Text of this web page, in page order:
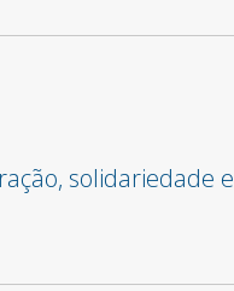
solidariedade e